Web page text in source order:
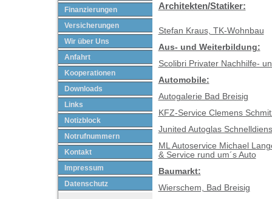
Finanzierungen
Versicherungen
Wir über Uns
Anfahrt
Kooperationen
Downloads
Links
Notizblock
Notrufnummern
Kontakt
Impressum
Datenschutz
Architekten/Statiker:
Stefan Kraus, TK-Wohnbau
Aus- und Weiterbildung:
Scolibri Privater Nachhilfe-
Automobile:
Autogalerie Bad Breisig
KFZ-Service Clemens
Junited Autoglas
ML Autoservice Michael
& Service rund um´s Auto
Baumarkt:
Wierschem, Bad Breisig